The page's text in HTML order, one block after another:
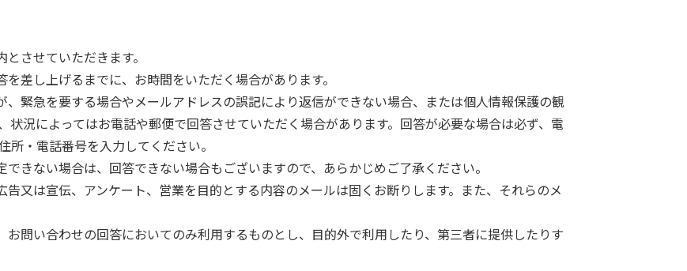
させていただきます。
差し上げるまでに、お時間をいただく場合があります。
緊急を要する場合やメールアドレスの誤記により返信ができない場合、または個人情報保護の観
状況によってはお電話や郵便で回答させていただく場合があります。回答が必要な場合は必ず、電
所・電話番号を入力してください。
きない場合は、回答できない場合もございますので、あらかじめご了承ください。
又は宣伝、アンケート、営業を目的とする内容のメールは固くお断りします。また、それらのメ
問い合わせの回答においてのみ利用するものとし、目的外で利用したり、第三者に提供したりす